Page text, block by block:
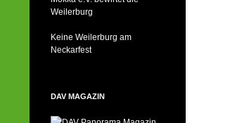
Weilerburg
Keine Weilerburg am
Neckarfest
DAV MAGAZIN